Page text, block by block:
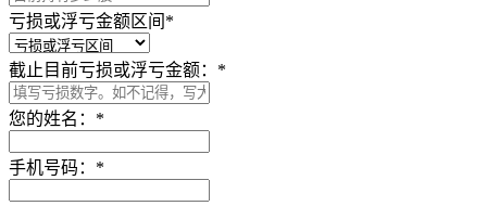
亏损或浮亏金额区间 *
截止目前亏损或浮亏金额： *
您的姓名： *
手机号码： *